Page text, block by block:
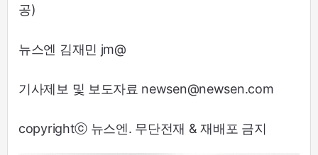
공)
뉴스엔 김재민 jm@
기사제보 및 보도자료 newsen@newsen.com
copyrightⓒ 뉴스엔. 무단전재 & 재배포 금지